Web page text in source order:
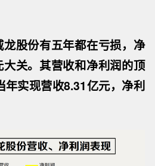
股份有五年都在亏损，净
关。其营收和净利润的顶
年实现营收8.31亿元，净利